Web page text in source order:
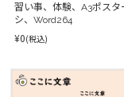
習い事、体験、A3ポスタ
シ、Word264
¥0(税込)